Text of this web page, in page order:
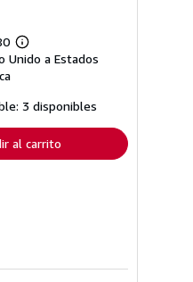
n
Más
información
tarifas
de
envío
Unido a Estados
3 disponibles
al carrito